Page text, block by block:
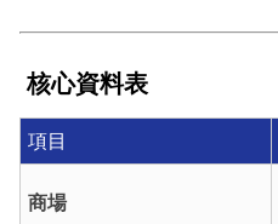
核心資料表
項目
商場